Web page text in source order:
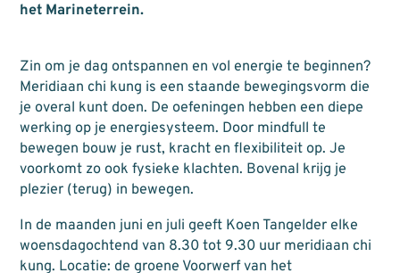
het Marineterrein.
Zin om je dag ontspannen en vol energie te beginnen?
Meridiaan chi kung is een staande bewegingsvorm die
je overal kunt doen. De oefeningen hebben een diepe
werking op je energiesysteem. Door mindfull te
bewegen bouw je rust, kracht en flexibiliteit op. Je
voorkomt zo ook fysieke klachten. Bovenal krijg je
plezier (terug) in bewegen.
In de maanden juni en juli geeft Koen Tangelder elke
woensdagochtend van 8.30 tot 9.30 uur meridiaan chi
kung. Locatie: de groene Voorwerf van het